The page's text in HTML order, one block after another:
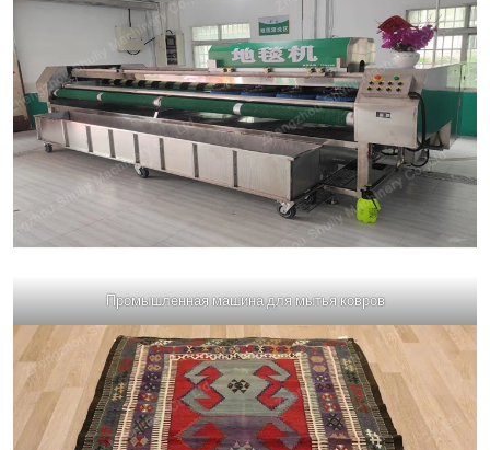
Промышленная машина для мытья ковров